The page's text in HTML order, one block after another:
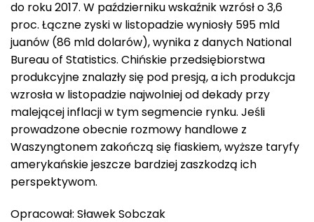
do roku 2017. W październiku wskaźnik wzrósł o 3,6
proc. Łączne zyski w listopadzie wyniosły 595 mld
juanów (86 mld dolarów), wynika z danych National
Bureau of Statistics. Chińskie przedsiębiorstwa
produkcyjne znalazły się pod presją, a ich produkcja
wzrosła w listopadzie najwolniej od dekady przy
malejącej inflacji w tym segmencie rynku. Jeśli
prowadzone obecnie rozmowy handlowe z
Waszyngtonem zakończą się fiaskiem, wyższe taryfy
amerykańskie jeszcze bardziej zaszkodzą ich
perspektywom.
Opracował: Sławek Sobczak